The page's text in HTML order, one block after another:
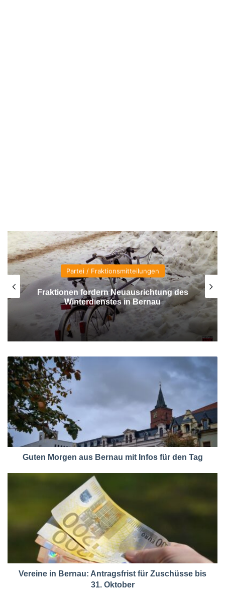
Beruf
Tag der offenen Tür an den
Diakonischen Schulen Lobetal
Guten Morgen aus Bernau mit Infos für den Tag
Vereine in Bernau: Antragsfrist für Zuschüsse bis
31. Oktober